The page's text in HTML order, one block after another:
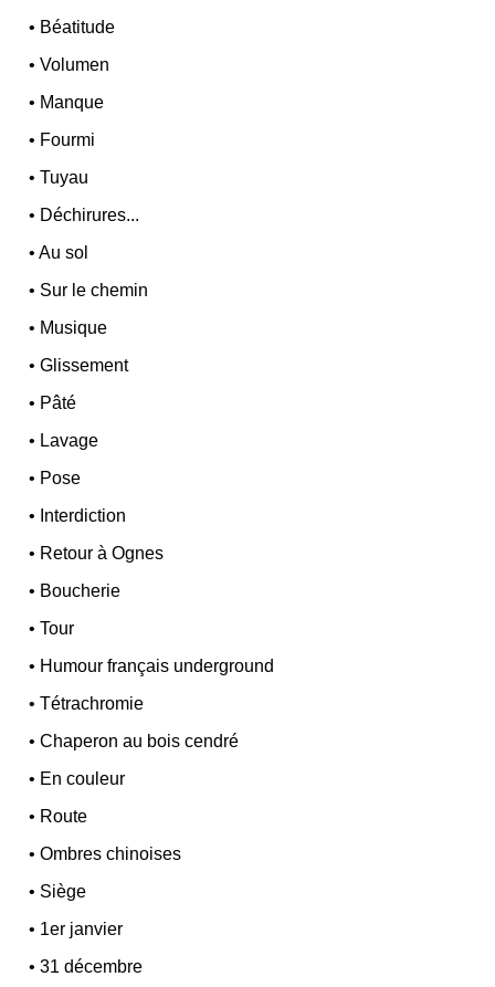
• Béatitude
•Volumen
• Manque
• Fourmi
•Tuyau
• Déchirures...
•Au sol
• Sur le chemin
• Musique
•Glissement
• Pâté
• Lavage
• Pose
• Interdiction
• Retour à Ognes
• Boucherie
•Tour
• Humour français underground
•Tétrachromie
•Chaperon au bois cendré
• En couleur
• Route
•Ombres chinoises
• Siège
• 1er janvier
•31 décembre